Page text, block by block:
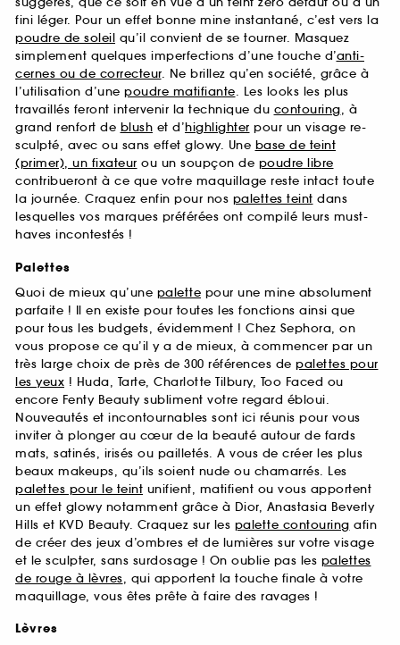
fini léger. Pour un effet bonne mine instantané, c’est vers la
poudre de soleil qu’il convient de se tourner. Masquez
simplement quelques imperfections d’une touche d’anti-
cernes ou de correcteur. Ne brillez qu’en société, grâce à
l’utilisation d’une poudre matifiante. Les looks les plus
travaillés feront intervenir la technique du contouring, à
grand renfort de blush et d’highlighter pour un visage re-
sculpté, avec ou sans effet glowy. Une base de teint
(primer), un fixateur ou un soupçon de poudre libre
contribueront à ce que votre maquillage reste intact toute
la journée. Craquez enfin pour nos palettes teint dans
lesquelles vos marques préférées ont compilé leurs must-
haves incontestés !
Palettes
Quoi de mieux qu’une palette pour une mine absolument
parfaite ! Il en existe pour toutes les fonctions ainsi que
pour tous les budgets, évidemment ! Chez Sephora, on
vous propose ce qu’il y a de mieux, à commencer par un
très large choix de près de 300 références de palettes pour
les yeux ! Huda, Tarte, Charlotte Tilbury, Too Faced ou
encore Fenty Beauty subliment votre regard ébloui.
Nouveautés et incontournables sont ici réunis pour vous
inviter à plonger au cœur de la beauté autour de fards
mats, satinés, irisés ou pailletés. A vous de créer les plus
beaux makeups, qu’ils soient nude ou chamarrés. Les
palettes pour le teint unifient, matifient ou vous apportent
un effet glowy notamment grâce à Dior, Anastasia Beverly
Hills et KVD Beauty. Craquez sur les palette contouring afin
de créer des jeux d’ombres et de lumières sur votre visage
et le sculpter, sans surdosage ! On oublie pas les palettes
de rouge à lèvres, qui apportent la touche finale à votre
maquillage, vous êtes prête à faire des ravages !
Lèvres